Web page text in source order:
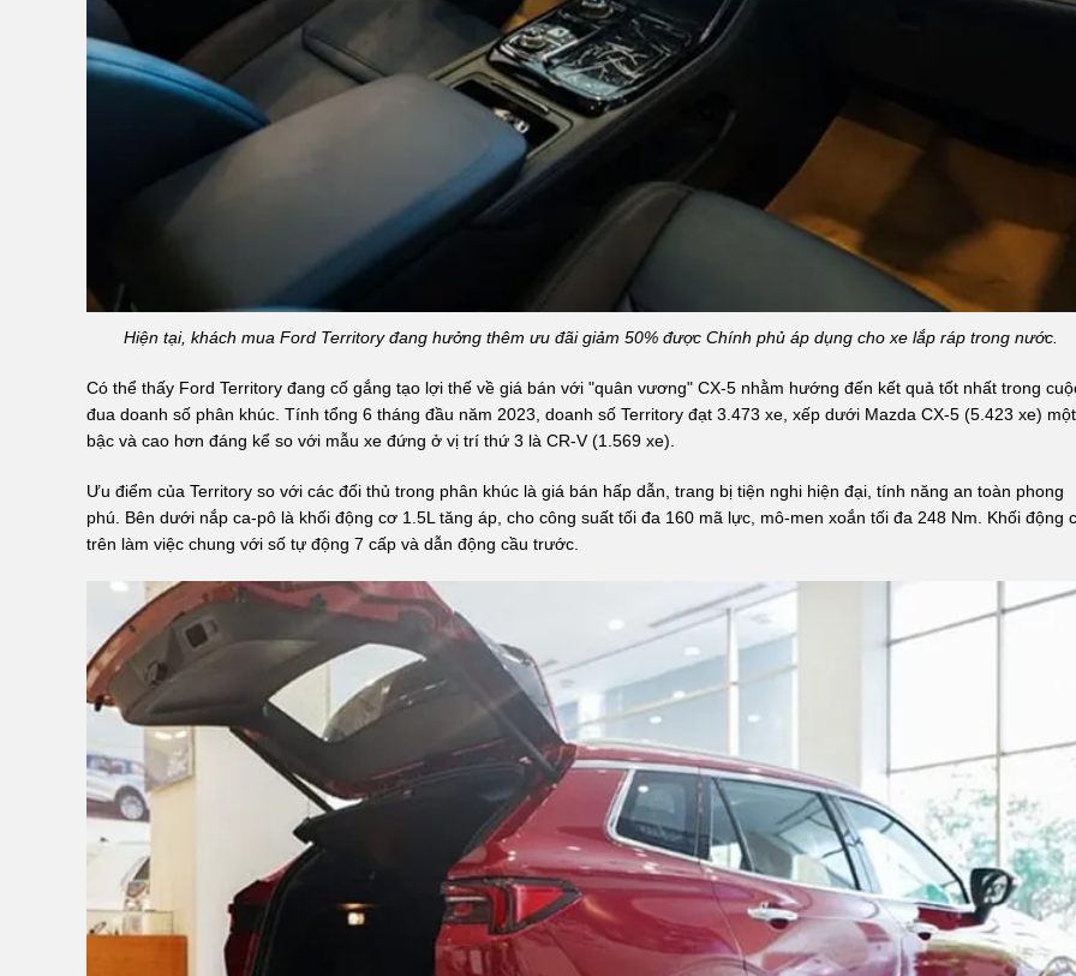
Hiện tại, khách mua Ford Territory đang hưởng thêm ưu đãi giảm 50% được Chính phủ áp dụng cho xe lắp ráp trong nước.
Có thể thấy Ford Territory đang cố gắng tạo lợi thế về giá bán với "quân vương" CX-5 nhằm hướng đến kết quả tốt nhất trong
đua doanh số phân khúc. Tính tổng 6 tháng đầu năm 2023, doanh số Territory đạt 3.473 xe, xếp dưới Mazda CX-5 (5.423 xe) một
bậc và cao hơn đáng kể so với mẫu xe đứng ở vị trí thứ 3 là CR-V (1.569 xe).
Ưu điểm của Territory so với các đối thủ trong phân khúc là giá bán hấp dẫn, trang bị tiện nghi hiện đại, tính năng an toàn phong
phú. Bên dưới nắp ca-pô là khối động cơ 1.5L tăng áp, cho công suất tối đa 160 mã lực, mô-men xoắn tối đa 248 Nm. Khối động
trên làm việc chung với số tự động 7 cấp và dẫn động cầu trước.